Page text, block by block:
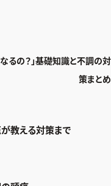
なるの？」基礎知識と不調の対
策まとめ
教える対策まで